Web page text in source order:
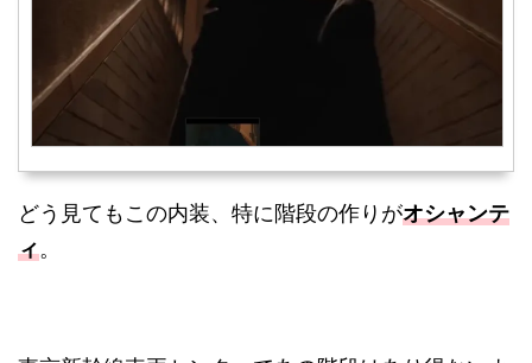
どう見てもこの内装、特に階段の作りがオシャンテ
ィ。